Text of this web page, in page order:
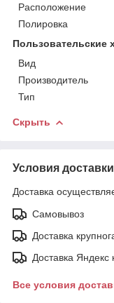
Расположение
Полировка
Пользовательские
Вид
Производитель
Тип
Скрыть
Условия доставки
Доставка
Самовывоз
Доставка
Доставка Яндекс
Все условия